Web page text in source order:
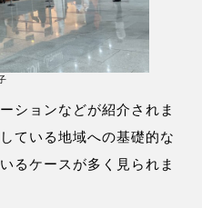
ションなどが紹介されま
ている地域への基礎的な
るケースが多く見られま